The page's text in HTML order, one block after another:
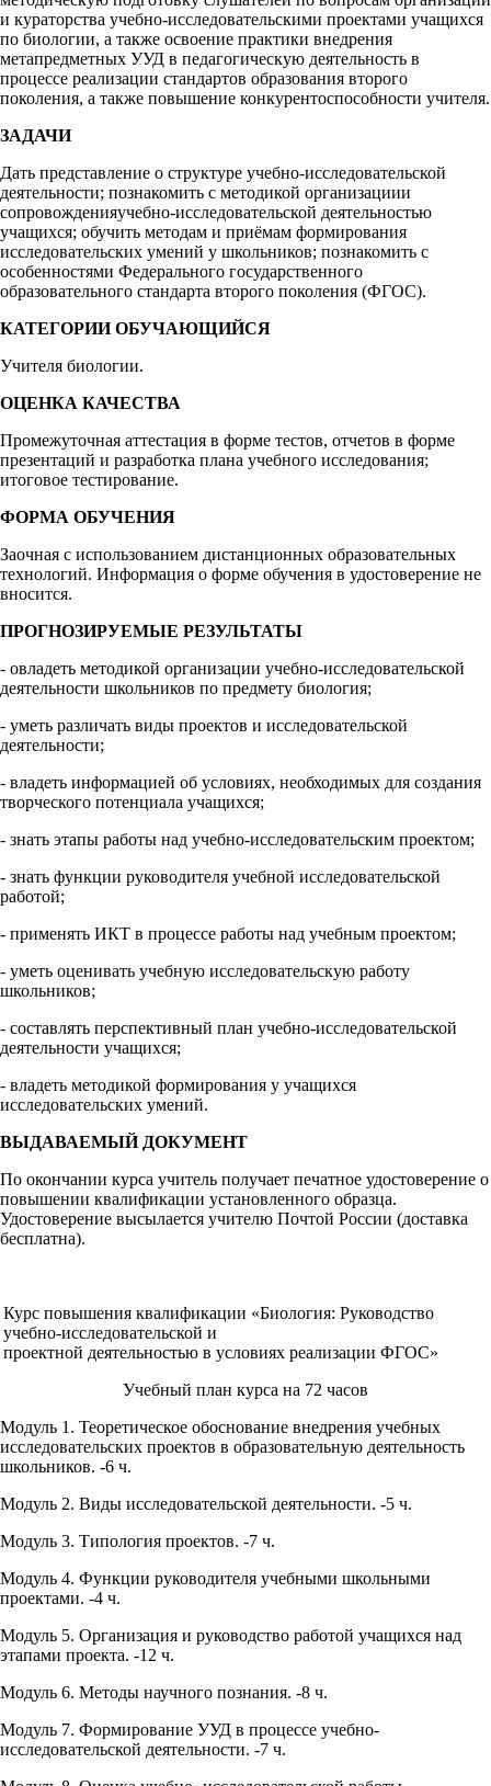
и кураторства учебно-исследовательскими проектами учащихся
по биологии, а также освоение практики внедрения
метапредметных УУД в педагогическую деятельность в
процессе реализации стандартов образования второго
поколения, а также повышение конкурентоспособности учителя.
ЗАДАЧИ
Дать представление о структуре учебно-исследовательской
деятельности; познакомить с методикой организациии
сопровожденияучебно-исследовательской деятельностью
учащихся; обучить методам и приёмам формирования
исследовательских умений у школьников; познакомить с
особенностями Федерального государственного
образовательного стандарта второго поколения (ФГОС).
КАТЕГОРИИ ОБУЧАЮЩИЙСЯ
Учителя биологии.
ОЦЕНКА КАЧЕСТВА
Промежуточная аттестация в форме тестов, отчетов в форме
презентаций и разработка плана учебного исследования;
итоговое тестирование.
ФОРМА ОБУЧЕНИЯ
Заочная с использованием дистанционных образовательных
технологий. Информация о форме обучения в удостоверение не
вносится.
ПРОГНОЗИРУЕМЫЕ РЕЗУЛЬТАТЫ
- овладеть методикой организации учебно-исследовательской
деятельности школьников по предмету биология;
- уметь различать виды проектов и исследовательской
деятельности;
- владеть информацией об условиях, необходимых для создания
творческого потенциала учащихся;
- знать этапы работы над учебно-исследовательским проектом;
- знать функции руководителя учебной исследовательской
работой;
- применять ИКТ в процессе работы над учебным проектом;
- уметь оценивать учебную исследовательскую работу
школьников;
- составлять перспективный план учебно-исследовательской
деятельности учащихся;
- владеть методикой формирования у учащихся
исследовательских умений.
ВЫДАВАЕМЫЙ ДОКУМЕНТ
По окончании курса учитель получает печатное удостоверение о
повышении квалификации установленного образца.
Удостоверение высылается учителю Почтой России (доставка
бесплатна).
Курс повышения квалификации «Биология: Руководство
учебно-исследовательской и
проектной деятельностью в условиях реализации ФГОС»
Учебный план курса на 72 часов
Модуль 1. Теоретическое обоснование внедрения учебных
исследовательских проектов в образовательную деятельность
школьников. -6 ч.
Модуль 2. Виды исследовательской деятельности. -5 ч.
Модуль 3. Типология проектов. -7 ч.
Модуль 4. Функции руководителя учебными школьными
проектами. -4 ч.
Модуль 5. Организация и руководство работой учащихся над
этапами проекта. -12 ч.
Модуль 6. Методы научного познания. -8 ч.
Модуль 7. Формирование УУД в процессе учебно­
исследовательской деятельности. -7 ч.